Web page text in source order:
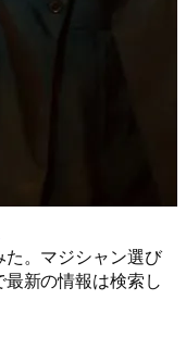
。マジシャン選び
新の情報は検索し